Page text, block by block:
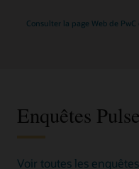
Consulter la page Web de PwC
Enquêtes
Voir toutes les